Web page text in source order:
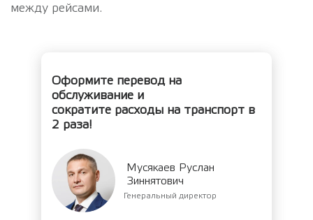
между рейсами.
Оформите перевод на
обслуживание и
сократите расходы на транспорт в
2 раза!
Мусякаев Руслан
Зиннятович
Генеральный директор